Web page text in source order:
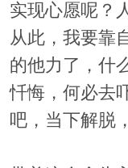
实现心愿呢？
从此，我要靠
的他力了，什
忏悔，何必去
吧，当下解脱